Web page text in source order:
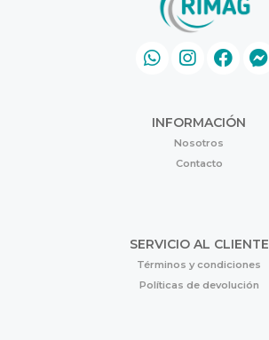
INFORMACIÓN
Nosotros
Contacto
SERVICIO AL CLIENTE
Términos y condiciones
Políticas de devolución